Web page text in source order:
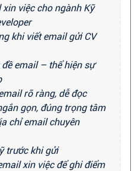
xin việc cho ngành Kỹ
khi viết email gửi CV
email – thể hiện sự
rõ ràng, dễ đọc
gọn, đúng trọng tâm
chỉ email chuyên
trước khi gửi
xin việc để ghi điểm